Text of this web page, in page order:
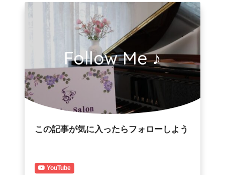
Follow Me ♪
この記事が気に入ったらフォローしよう
YouTube